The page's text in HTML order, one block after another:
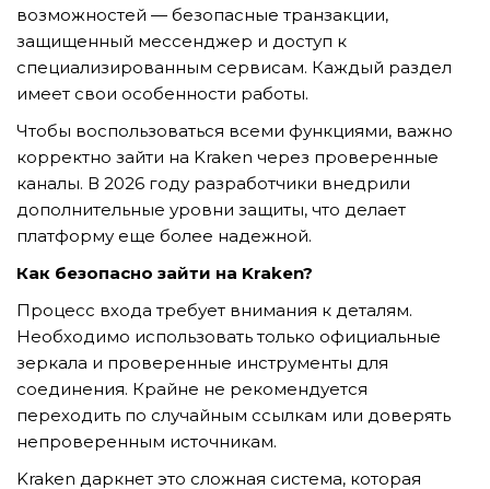
возможностей — безопасные транзакции,
защищенный мессенджер и доступ к
специализированным сервисам. Каждый раздел
имеет свои особенности работы.
Чтобы воспользоваться всеми функциями, важно
корректно зайти на Kraken через проверенные
каналы. В 2026 году разработчики внедрили
дополнительные уровни защиты, что делает
платформу еще более надежной.
Как безопасно зайти на Kraken?
Процесс входа требует внимания к деталям.
Необходимо использовать только официальные
зеркала и проверенные инструменты для
соединения. Крайне не рекомендуется
переходить по случайным ссылкам или доверять
непроверенным источникам.
Kraken даркнет это сложная система, которая